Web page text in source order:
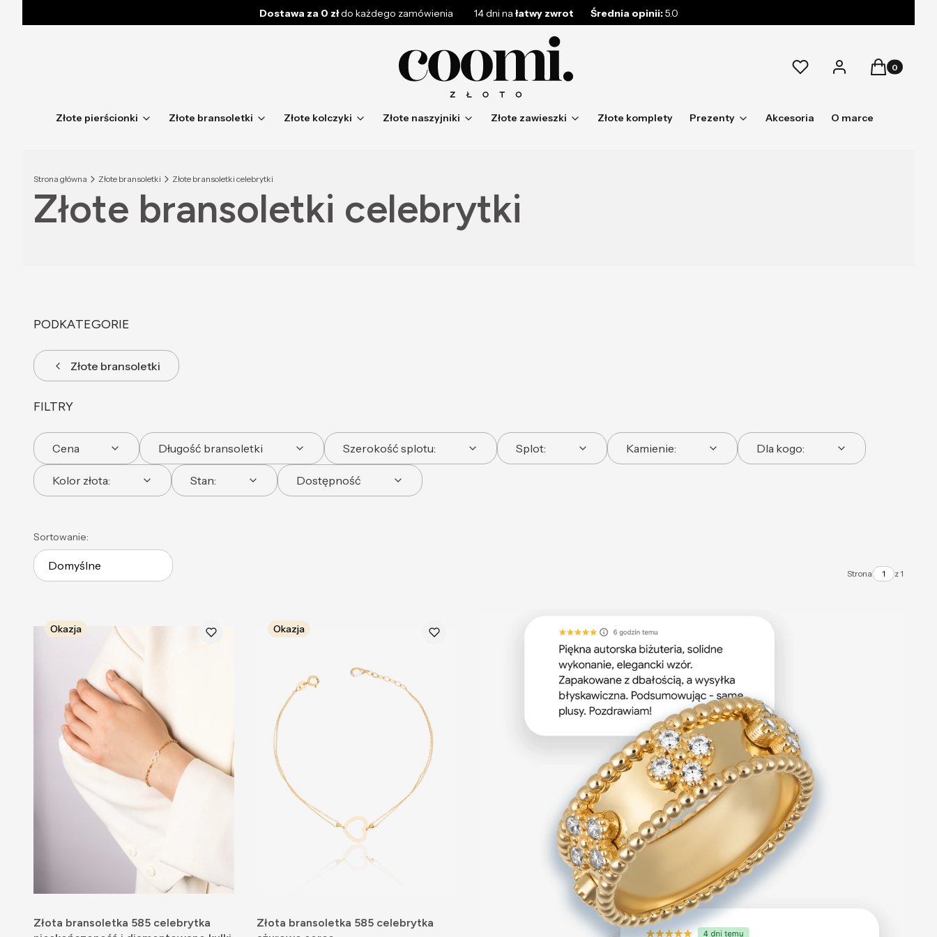
Dostawa za 0 złdo każdego zamówienia 14 dni na łatwy zwrot Średnia opinii:5.0
Ulubione Zaloguj sięProdukty w
Koszyk
Złote pierścionki Złote bransoletki Złote kolczyki Złote naszyjniki Złote zawieszki Złote komplety Prezenty Akcesoria O marce
Strona główna Złote bransoletki Złote bransoletki celebrytki
Złote bransoletki celebrytki
PODKATEGORIE
Złote bransoletki
FILTRY
Cena Długość bransoletki Szerokość splotu: Splot: Kamienie: Dla kogo:
Kolor złota: Stan: Dostępność
Lista produktów
Sortowanie:
Domyślne
Strona z 1
Okazja
Złota bransoletka 585 celebrytka
Okazja
Złota bransoletka 585 celebrytka